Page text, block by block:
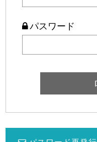
パスワード